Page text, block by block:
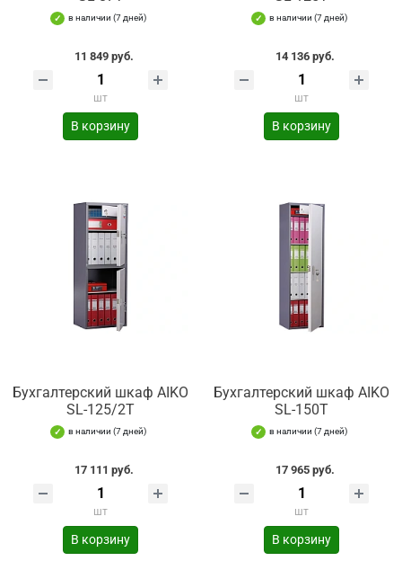
в наличии (7 дней)
11 849 руб.
шт
В корзину
в наличии (7 дней)
14 136 руб.
шт
В корзину
Бухгалтерский шкаф AIKO
SL-125/2Т
в наличии (7 дней)
17 111 руб.
шт
В корзину
Бухгалтерский шкаф AIKO
SL-150Т
в наличии (7 дней)
17 965 руб.
шт
В корзину